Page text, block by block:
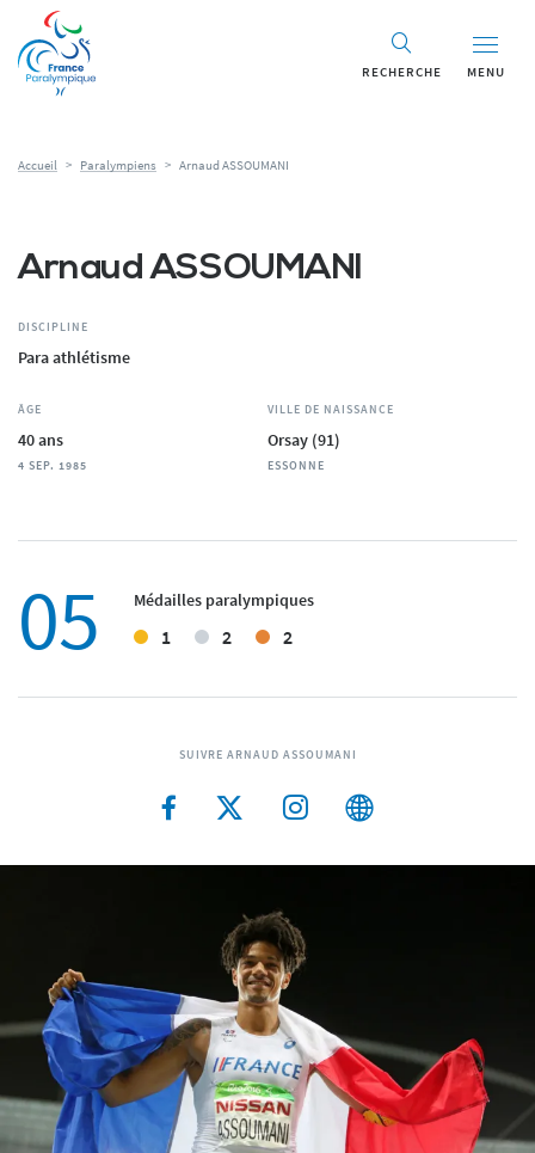
RECHERCHE MENU
Accueil > Paralympiens > Arnaud ASSOUMANI
Arnaud ASSOUMANI
DISCIPLINE
Para athlétisme
ÂGE
40 ans
4 SEP. 1985
VILLE DE NAISSANCE
Orsay (91)
ESSONNE
05 Médailles paralympiques
1 2 2
SUIVRE ARNAUD ASSOUMANI
Panneau de gestion des cookies